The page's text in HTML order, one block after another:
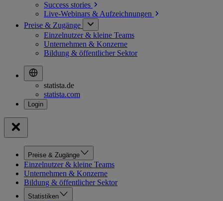
Success stories
Live-Webinars & Aufzeichnungen
Preise & Zugänge
Einzelnutzer & kleine Teams
Unternehmen & Konzerne
Bildung & öffentlicher Sektor
statista.de
statista.com
Preise & Zugänge
Einzelnutzer & kleine Teams
Unternehmen & Konzerne
Bildung & öffentlicher Sektor
Statistiken